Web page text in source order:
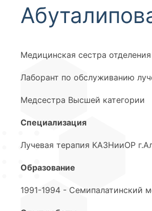
Медицинская сестра
Лаборант по обслуживанию
Медсестра Высшей категории
Специализация
Лучевая терапия КАЗНииОР
Образование
1991-1994 - Семипалатинский